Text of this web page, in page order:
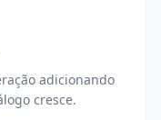
adicionando
cresce.